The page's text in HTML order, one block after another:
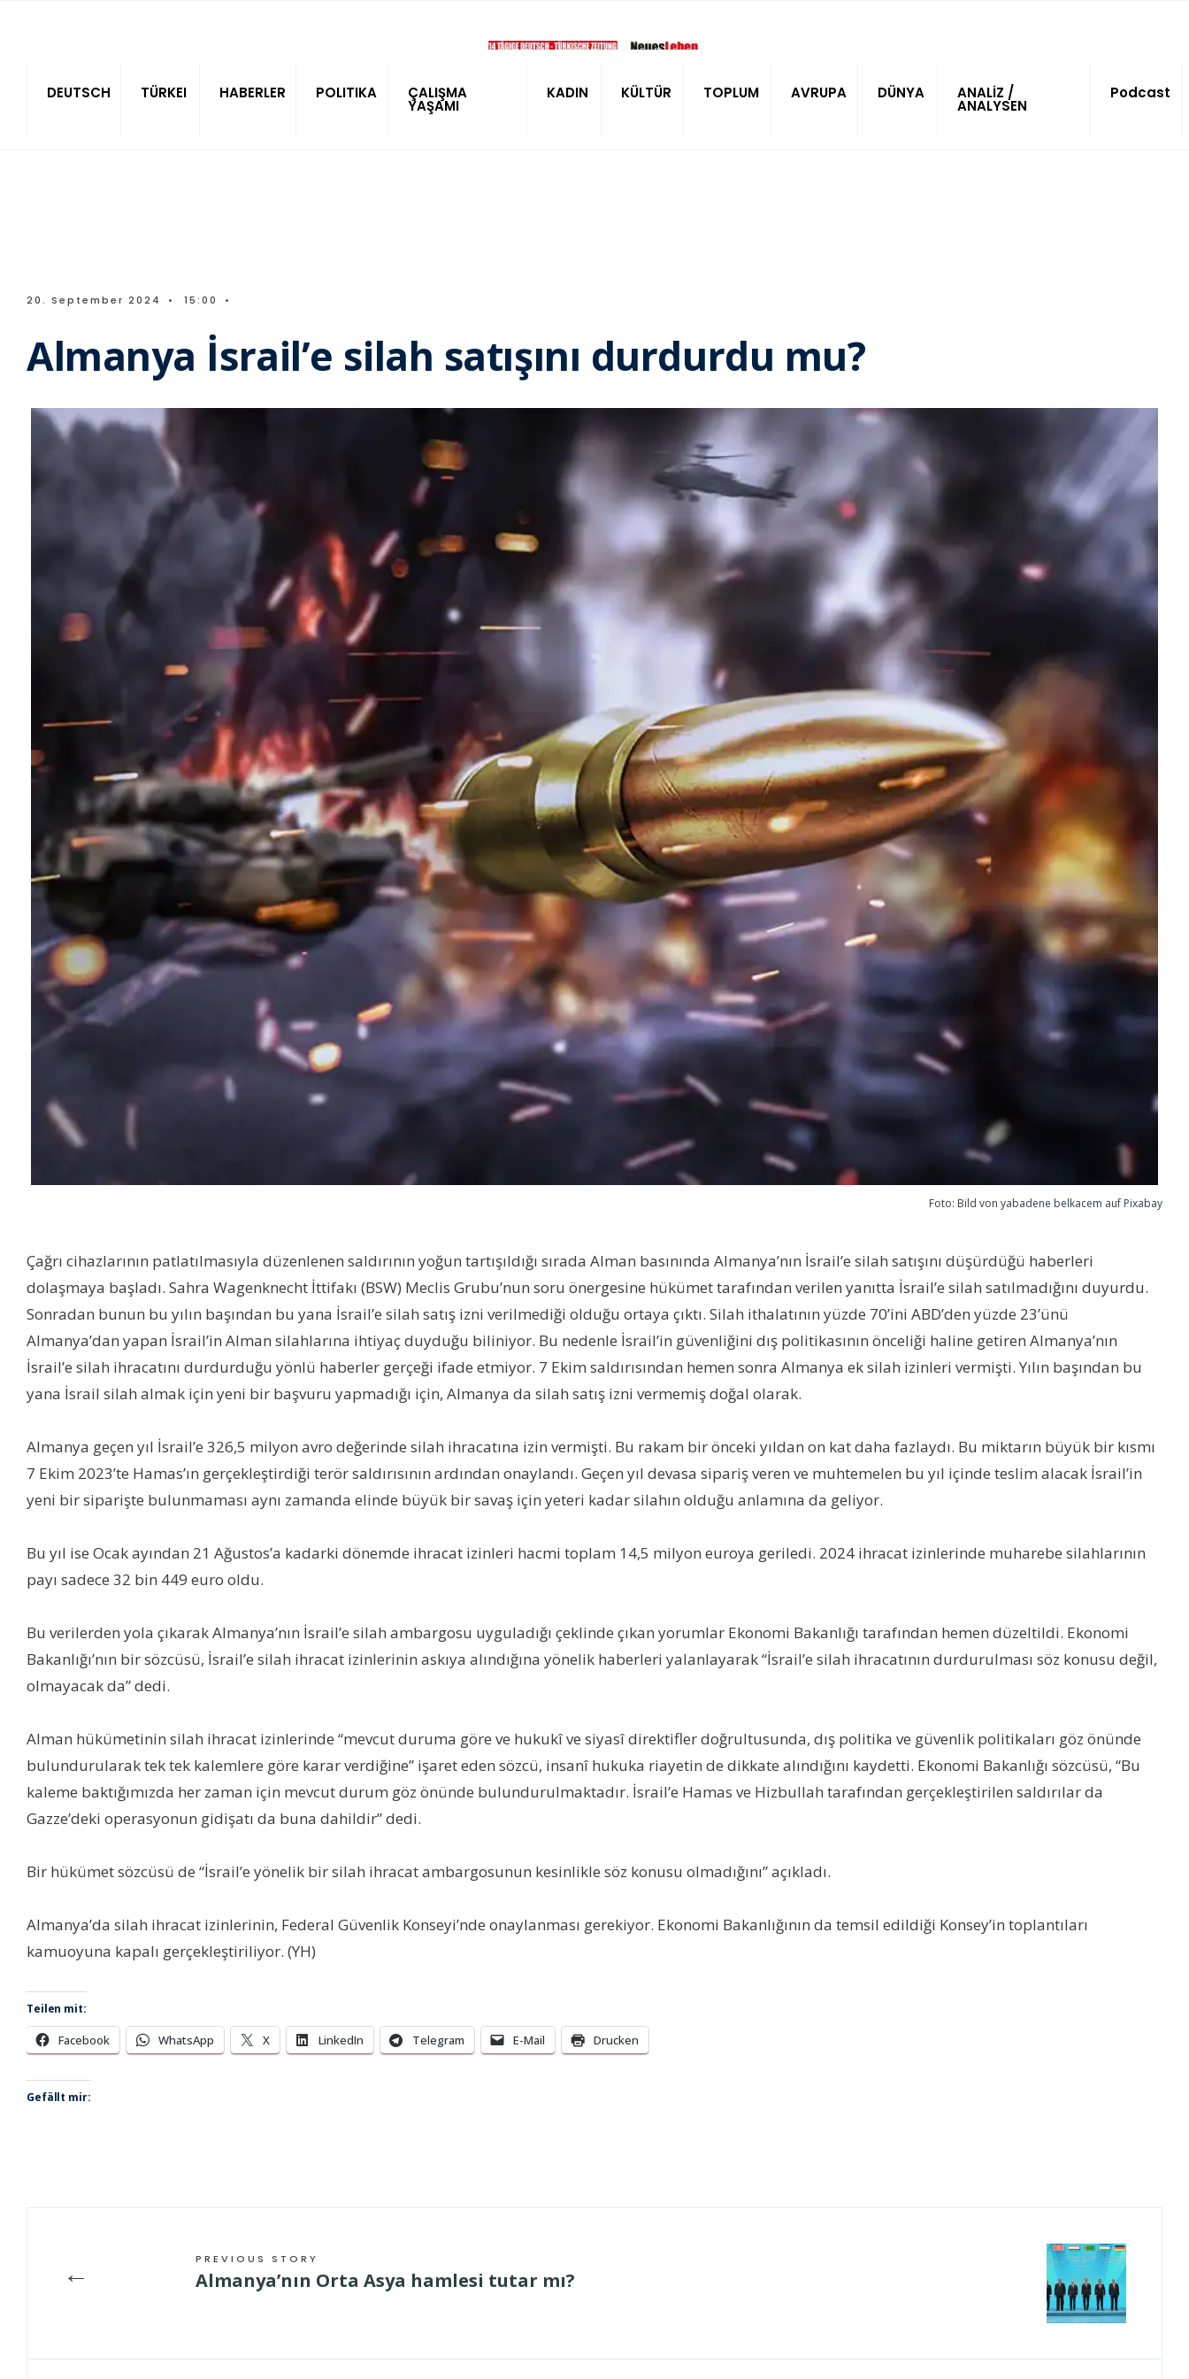
DEUTSCH TÜRKEI HABERLER POLITIKA ÇALIŞMA
YAŞAMI
KADIN KÜLTÜR TOPLUM AVRUPA DÜNYA ANALİZ /
ANALYSEN
Podcast
20. September 2024 • 15:00 •
Almanya İsrail’e silah satışını durdurdu mu?
Foto: Bild von yabadene belkacem auf Pixabay
Çağrı cihazlarının patlatılmasıyla düzenlenen saldırının yoğun tartışıldığı sırada Alman basınında Almanya’nın İsrail’e silah satışını düşürdüğü haberleri
dolaşmaya başladı. Sahra Wagenknecht İttifakı (BSW) Meclis Grubu’nun soru önergesine hükümet tarafından verilen yanıtta İsrail’e silah satılmadığını duyurdu.
Sonradan bunun bu yılın başından bu yana İsrail’e silah satış izni verilmediği olduğu ortaya çıktı. Silah ithalatının yüzde 70’ini ABD’den yüzde 23’ünü
Almanya’dan yapan İsrail’in Alman silahlarına ihtiyaç duyduğu biliniyor. Bu nedenle İsrail’in güvenliğini dış politikasının önceliği haline getiren Almanya’nın
İsrail’e silah ihracatını durdurduğu yönlü haberler gerçeği ifade etmiyor. 7 Ekim saldırısından hemen sonra Almanya ek silah izinleri vermişti. Yılın başından bu
yana İsrail silah almak için yeni bir başvuru yapmadığı için, Almanya da silah satış izni vermemiş doğal olarak.
Almanya geçen yıl İsrail’e 326,5 milyon avro değerinde silah ihracatına izin vermişti. Bu rakam bir önceki yıldan on kat daha fazlaydı. Bu miktarın büyük bir kısmı
7 Ekim 2023’te Hamas’ın gerçekleştirdiği terör saldırısının ardından onaylandı. Geçen yıl devasa sipariş veren ve muhtemelen bu yıl içinde teslim alacak İsrail’in
yeni bir siparişte bulunmaması aynı zamanda elinde büyük bir savaş için yeteri kadar silahın olduğu anlamına da geliyor.
Bu yıl ise Ocak ayından 21 Ağustos’a kadarki dönemde ihracat izinleri hacmi toplam 14,5 milyon euroya geriledi. 2024 ihracat izinlerinde muharebe silahlarının
payı sadece 32 bin 449 euro oldu.
Bu verilerden yola çıkarak Almanya’nın İsrail’e silah ambargosu uyguladığı çeklinde çıkan yorumlar Ekonomi Bakanlığı tarafından hemen düzeltildi. Ekonomi
Bakanlığı’nın bir sözcüsü, İsrail’e silah ihracat izinlerinin askıya alındığına yönelik haberleri yalanlayarak “İsrail’e silah ihracatının durdurulması söz konusu değil,
olmayacak da” dedi.
Alman hükümetinin silah ihracat izinlerinde “mevcut duruma göre ve hukukî ve siyasî direktifler doğrultusunda, dış politika ve güvenlik politikaları göz önünde
bulundurularak tek tek kalemlere göre karar verdiğine” işaret eden sözcü, insanî hukuka riayetin de dikkate alındığını kaydetti. Ekonomi Bakanlığı sözcüsü, “Bu
kaleme baktığımızda her zaman için mevcut durum göz önünde bulundurulmaktadır. İsrail’e Hamas ve Hizbullah tarafından gerçekleştirilen saldırılar da
Gazze’deki operasyonun gidişatı da buna dahildir” dedi.
Bir hükümet sözcüsü de “İsrail’e yönelik bir silah ihracat ambargosunun kesinlikle söz konusu olmadığını” açıkladı.
Almanya’da silah ihracat izinlerinin, Federal Güvenlik Konseyi’nde onaylanması gerekiyor. Ekonomi Bakanlığının da temsil edildiği Konsey’in toplantıları
kamuoyuna kapalı gerçekleştiriliyor. (YH)
Teilen mit:
Facebook WhatsApp X LinkedIn Telegram E-Mail Drucken
Gefällt mir:
← PREVIOUS STORY
Almanya’nın Orta Asya hamlesi tutar mı?